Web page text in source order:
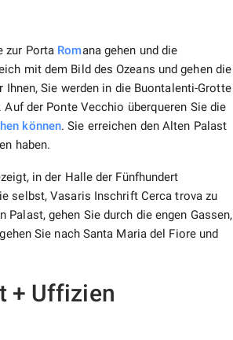
zur Porta Romana gehen und die
mit dem Bild des Ozeans und gehen die
Sie werden in die Buontalenti-Grotte
der Ponte Vecchio überqueren Sie die
können. Sie erreichen den Alten Palast
haben.
in der Halle der Fünfhundert
selbst, Vasaris Inschrift Cerca trova zu
Palast, gehen Sie durch die engen Gassen,
Sie nach Santa Maria del Fiore und
+ Uffizien